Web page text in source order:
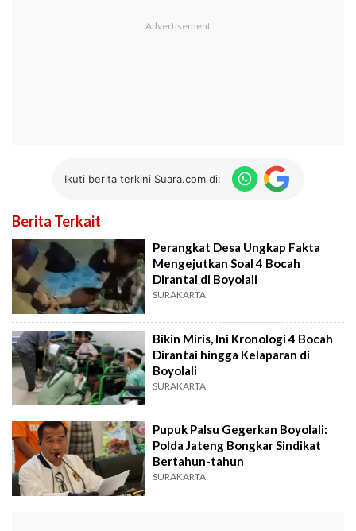
Ikuti berita terkini Suara.com di:
Berita Terkait
Perangkat Desa Ungkap Fakta
Mengejutkan Soal 4 Bocah
Dirantai di Boyolali
SURAKARTA
Bikin Miris, Ini Kronologi 4 Bocah
Dirantai hingga Kelaparan di
Boyolali
SURAKARTA
Pupuk Palsu Gegerkan Boyolali:
Polda Jateng Bongkar Sindikat
Bertahun-tahun
SURAKARTA